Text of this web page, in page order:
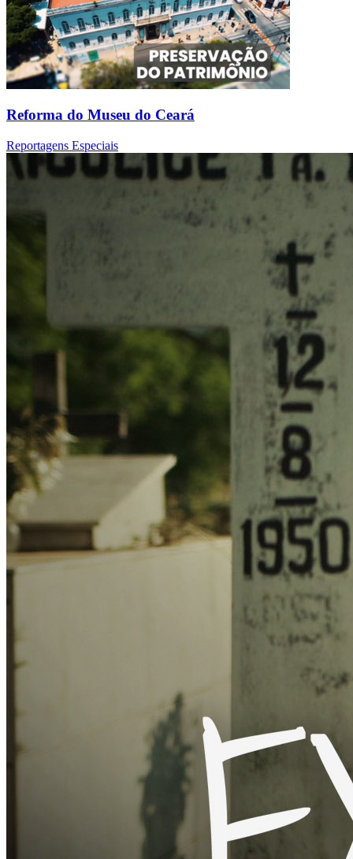
Reforma do Museu do Ceará
Reportagens Especiais